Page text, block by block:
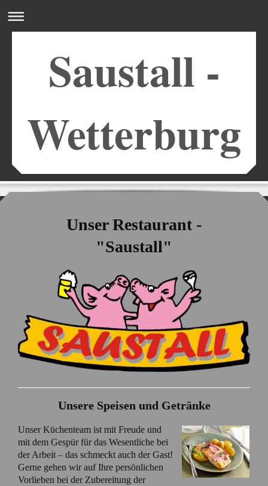
Saustall -
Wetterburg
Unser Restaurant -
"Saustall"
Unsere Speisen und Getränke
Unser Küchenteam ist mit Freude und
mit dem Gespür für das Wesentliche bei
der Arbeit – das schmeckt auch der Gast!
Gerne gehen wir auf Ihre persönlichen
Vorlieben bei der Zubereitung der